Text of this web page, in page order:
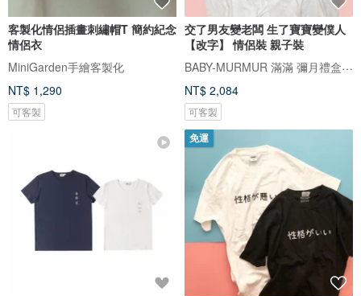
客製化情侶插畫刺繡帽T 簡約紀念
情侶衣
MiniGarden手繪客製化
NT$ 1,290
可客製
交了男友變老闆 生了寶寶變僕人
【改字】 情侶裝 親子裝
BABY-MURMUR 滿滿 彌月禮盒 親子裝
NT$ 2,084
可客製
免運